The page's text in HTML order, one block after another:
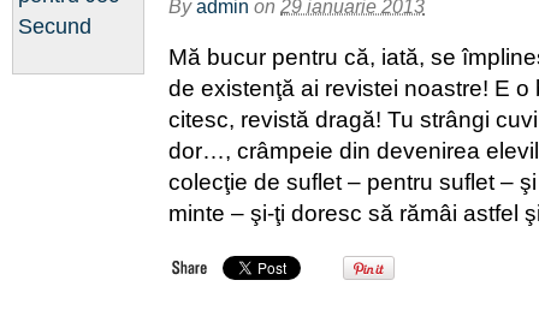
Byadmin on 29 ianuarie 2013
Mă bucur pentru că, iată, se
de existenţă ai revistei noastre! E o
citesc, revistă dragă! Tu strângi
dor…, crâmpeie din devenirea
colecţie de suflet – pentru suflet –
minte – şi-ţi doresc să rămâi astfel